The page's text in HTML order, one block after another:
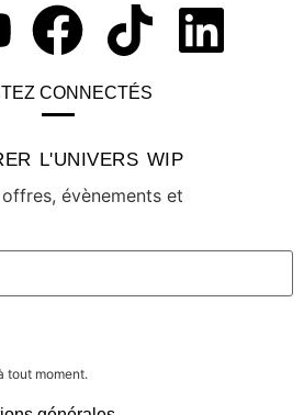
CONNECTÉS
L'UNIVERS WIP
évènements et
tout moment.